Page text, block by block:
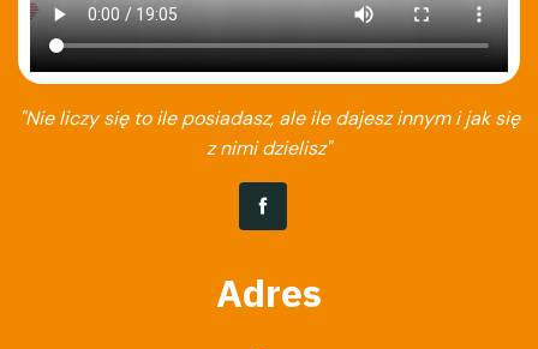
"Nie liczy się to ile posiadasz, ale ile dajesz innym i jak się
z nimi dzielisz"
Adres